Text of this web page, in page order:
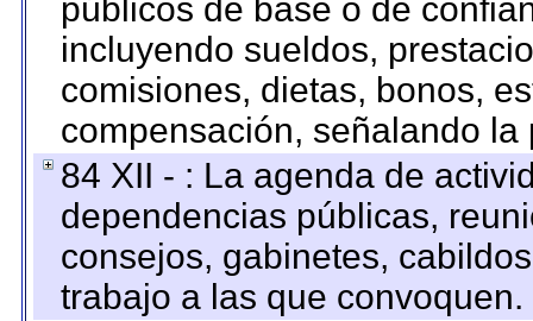
públicos de base o de
incluyendo sueldos,
comisiones, dietas, bonos,
compensación, señalando
84 XII - : La agenda de
dependencias públicas,
consejos, gabinetes,
trabajo a las que convoquen.